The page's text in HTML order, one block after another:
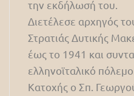
την εκδήλωσή του.
Διετέλεσε αρχηγός
Στρατιάς Δυτικής
έως το 1941 και
ελληνοϊταλικό
Κατοχής ο Σπ.